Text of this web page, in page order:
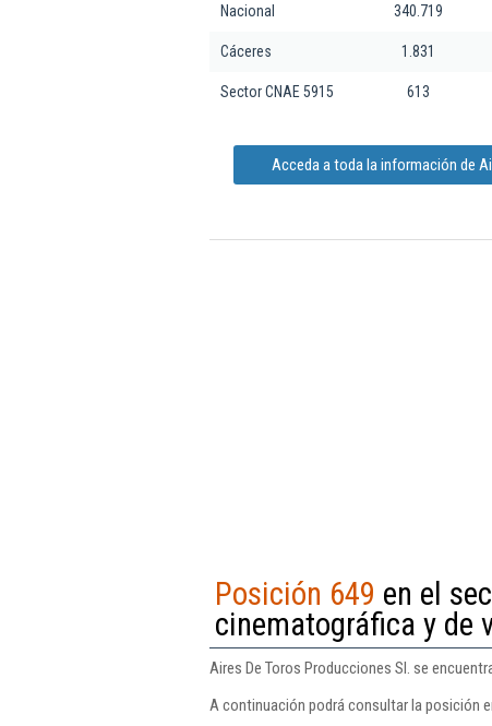
Nacional
340.719
Cáceres 1.831
Sector CNAE 5915 613
Acceda a toda la información de
Posición 649 en el
cinematográfica y de
Aires De Toros Producciones Sl. se
A continuación podrá consultar la posición